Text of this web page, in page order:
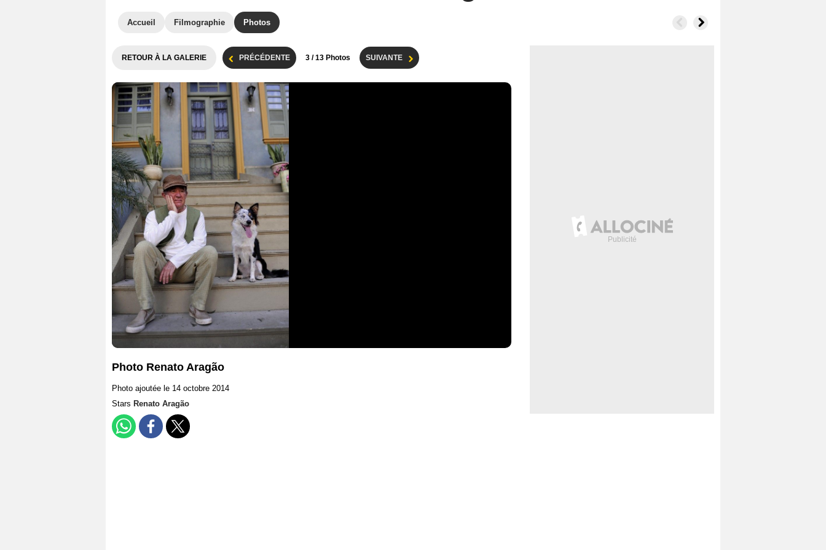
Accueil Filmographie Photos
RETOUR À LA GALERIE PRÉCÉDENTE 3 / 13 Photos SUIVANTE
Photo Renato Aragão
Photo ajoutée le 14 octobre 2014
Stars Renato Aragão